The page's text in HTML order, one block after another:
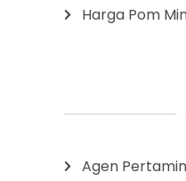
Harga Pom
Agen